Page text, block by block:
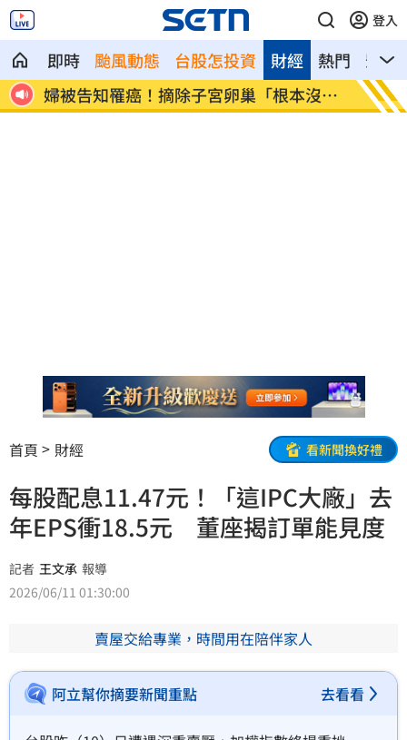
登入
即時 颱風動態 台股怎投資 熱門 影音
財經
俄 婦被告知罹癌！摘除子宮卵巢「根本沒
病」
颱風
首頁 財經 看新聞換好禮
每股配息11.47元！「這IPC大廠」去
年EPS衝18.5元 董座揭訂單能見度
記者 王文承 報導
2026/06/11 01:30:00
賣屋交給專業，時間用在陪伴家人
阿立幫你摘要新聞重點 去看看